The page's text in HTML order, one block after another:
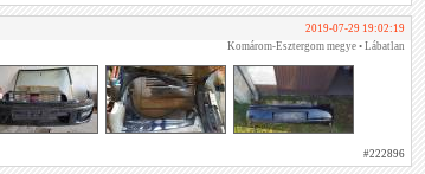
2019-07-29 19:02:19
Komárom-Esztergom megye • Lábatlan
#222896